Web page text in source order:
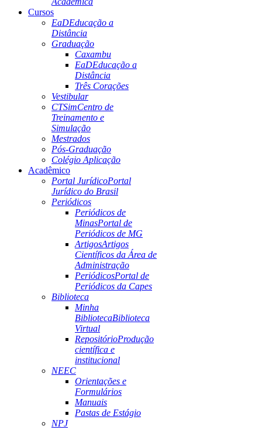
Cursos
EaDEducação a
Distância
Graduação
Caxambu
EaDEducação a
Distância
Três Corações
Vestibular
CTSimCentro de
Treinamento e
Simulação
Mestrados
Pós-Graduação
Colégio Aplicação
Acadêmico
Portal JurídicoPortal
Jurídico do Brasil
Periódicos
Periódicos de
MinasPortal de
Periódicos de MG
ArtigosArtigos
Científicos da Área de
Administração
PeriódicosPortal de
Periódicos da Capes
Biblioteca
Minha
BibliotecaBiblioteca
Virtual
RepositórioProdução
científica e
institucional
NEEC
Orientações e
Formulários
Manuais
Pastas de Estágio
NPJ